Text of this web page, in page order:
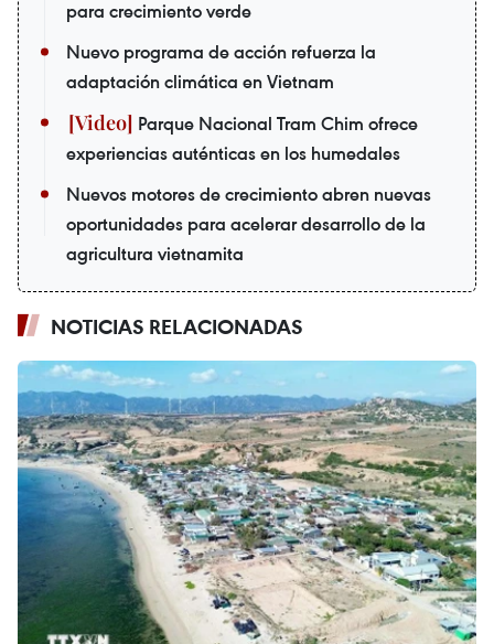
para crecimiento verde
Nuevo programa de acción refuerza la
adaptación climática en Vietnam
Parque Nacional Tram Chim ofrece
experiencias auténticas en los humedales
Nuevos motores de crecimiento abren nuevas
oportunidades para acelerar desarrollo de la
agricultura vietnamita
NOTICIAS RELACIONADAS